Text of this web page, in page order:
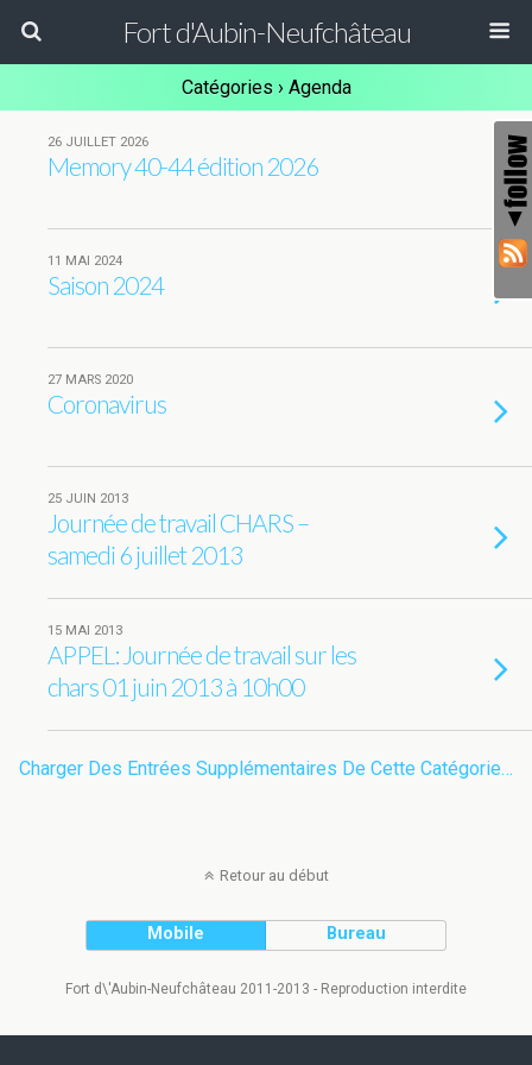
Fort d'Aubin-Neufchâteau
Catégories › Agenda
26 JUILLET 2026
Memory 40-44 édition 2026
11 MAI 2024
Saison 2024
27 MARS 2020
Coronavirus
25 JUIN 2013
Journée de travail CHARS –
samedi 6 juillet 2013
15 MAI 2013
APPEL: Journée de travail sur les
chars 01 juin 2013 à 10h00
Charger Des Entrées Supplémentaires De Cette Catégorie…
Retour au début
Mobile Bureau
Fort d\'Aubin-Neufchâteau 2011-2013 - Reproduction interdite